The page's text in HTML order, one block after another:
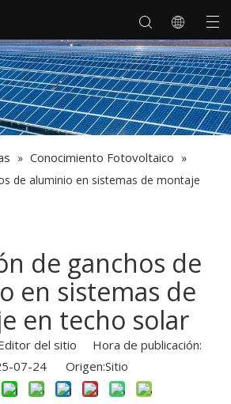
» Conocimiento Fotovoltaico »
de aluminio en sistemas de montaje
de ganchos de
en sistemas de
en techo solar
del sitio Hora de publicación:
07-24 Origen:Sitio